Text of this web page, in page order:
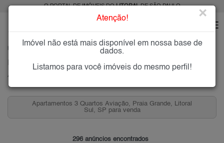
O PORTAL DE IMÓVEIS DOLITORALDE SÃO PAULO
PRAIA GRANDE
Imóveis à Venda no Aviação, Praia Grande
Aviação - Praia Grande, Litoral
Apartamentos 3 Quartos Aviação, Praia Grande, Litoral
Sul, SP para venda
296 anúncios encontrados
Atenção! ×
Imóvel não está mais disponível em nossa base de
dados.
Listamos para você imóveis do mesmo perfil!